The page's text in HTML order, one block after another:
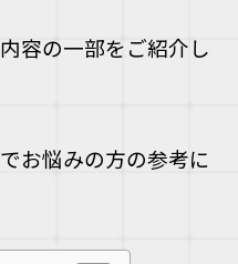
容の一部をご紹介し
お悩みの方の参考に